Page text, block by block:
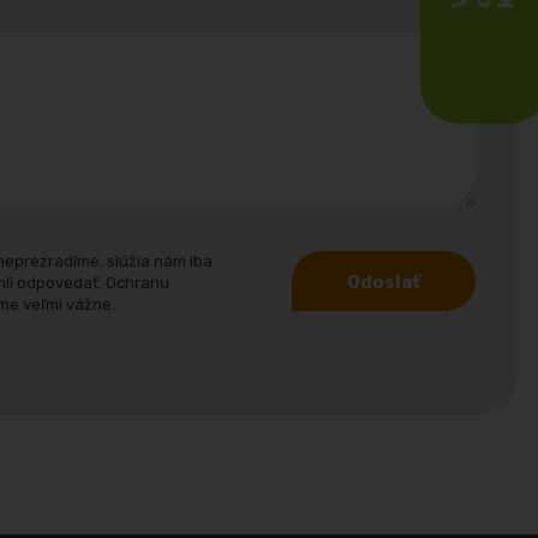
slúžia nám iba
odpovedať. Ochranu
veľmi vážne.
Odoslať